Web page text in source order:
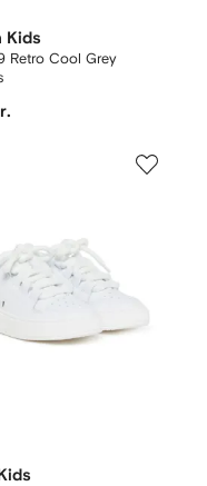
Kids
Retro Cool Grey